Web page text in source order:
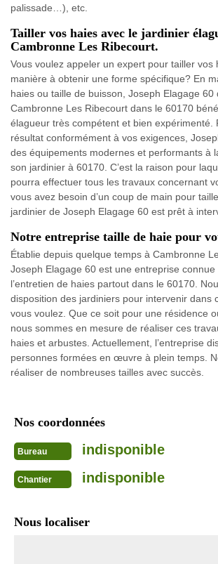
palissade…), etc.
Tailler vos haies avec le jardinier
Cambronne Les Ribecourt.
Vous voulez appeler un expert pour tailler vos
manière à obtenir une forme spécifique? En
haies ou taille de buisson, Joseph Elagage 60
Cambronne Les Ribecourt dans le 60170
élagueur très compétent et bien expérimenté.
résultat conformément à vos exigences,
des équipements modernes et performants à
son jardinier à 60170. C’est la raison pour
pourra effectuer tous les travaux concernant
vous avez besoin d’un coup de main pour
jardinier de Joseph Elagage 60 est prêt à
Notre entreprise taille de haie pour
Établie depuis quelque temps à Cambronne
Joseph Elagage 60 est une entreprise
l’entretien de haies partout dans le 60170.
disposition des jardiniers pour intervenir dans
vous voulez. Que ce soit pour une résidence
nous sommes en mesure de réaliser ces
haies et arbustes. Actuellement, l’entreprise
personnes formées en œuvre à plein temps.
réaliser de nombreuses tailles avec succès.
Nos coordonnées
Bureau indisponible
Chantier indisponible
Nous localiser